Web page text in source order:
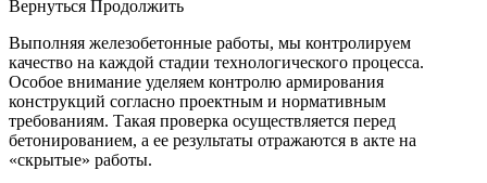
Вернуться Продолжить
Выполняя железобетонные работы, мы контролируем
качество на каждой стадии технологического процесса.
Особое внимание уделяем контролю армирования
конструкций согласно проектным и нормативным
требованиям. Такая проверка осуществляется перед
бетонированием, а ее результаты отражаются в акте на
«скрытые» работы.